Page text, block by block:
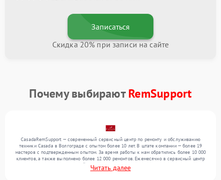
Записаться
Скидка 20% при записи на сайте
Почему выбираютRemSupport
CasadaRemSupport — современный сервисный центр по ремонту и обслуживанию
техники Casada в Волгограде с опытом более 10 лет. В штате компании — более 19
мастеров с подтвержденным опытом. За время работы к нам обратились более 10 000
клиентов, а также выполнено более 12 000 ремонтов. Ежемесячно в сервисный центр
поступает более 300 устройств, включая , , . Мы работаем с широким спектром
неисправностей и предлагаем стабильный уровень сервиса благодаря отлаженным
Читать далее